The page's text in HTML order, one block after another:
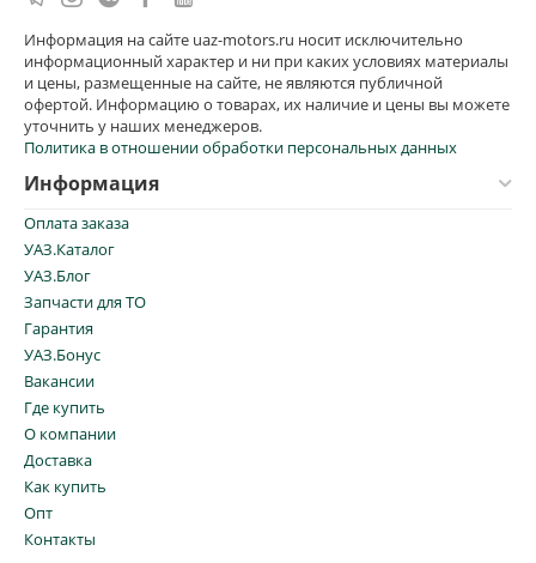
Информация на сайте uaz-motors.ru носит исключительно
информационный характер и ни при каких условиях материалы
и цены, размещенные на сайте, не являются публичной
офертой. Информацию о товарах, их наличие и цены вы можете
уточнить у наших менеджеров.
Политика в отношении обработки персональных данных
Информация
Оплата заказа
УАЗ.Каталог
УАЗ.Блог
Запчасти для ТО
Гарантия
УАЗ.Бонус
Вакансии
Где купить
О компании
Доставка
Как купить
Опт
Контакты